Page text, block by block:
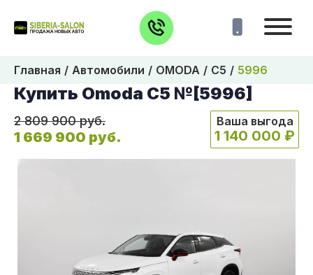
Главная Автомобили OMODA C5 5996
Купить Omoda C5 №[5996]
2 809 900 руб.
1 669 900 руб.
Ваша выгода
1 140 000 ₽